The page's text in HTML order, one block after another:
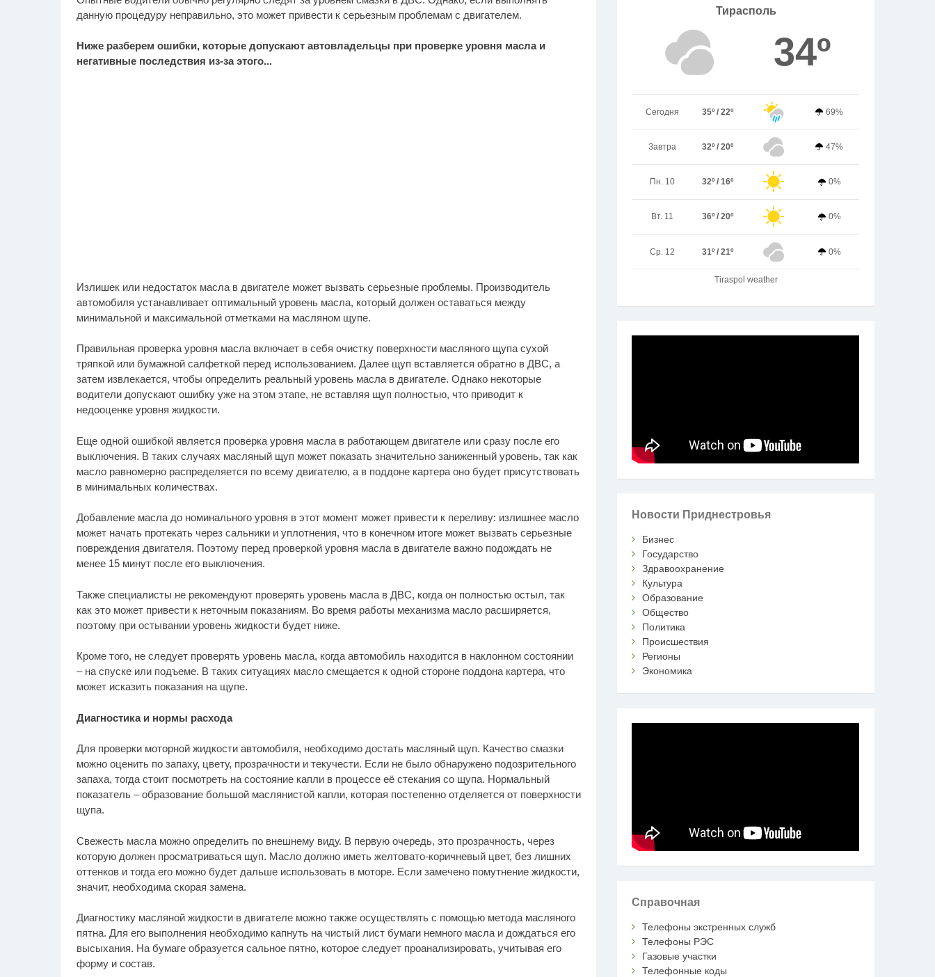
данную процедуру неправильно, это может привести к серьезным проблемам с двигателем.
Ниже разберем ошибки, которые допускают автовладельцы при проверке уровня масла и
негативные последствия из-за этого...
Излишек или недостаток масла в двигателе может вызвать серьезные проблемы. Производитель
автомобиля устанавливает оптимальный уровень масла, который должен оставаться между
минимальной и максимальной отметками на масляном щупе.
Правильная проверка уровня масла включает в себя очистку поверхности масляного щупа сухой
тряпкой или бумажной салфеткой перед использованием. Далее щуп вставляется обратно в ДВС, а
затем извлекается, чтобы определить реальный уровень масла в двигателе. Однако некоторые
водители допускают ошибку уже на этом этапе, не вставляя щуп полностью, что приводит к
недооценке уровня жидкости.
Еще одной ошибкой является проверка уровня масла в работающем двигателе или сразу после его
выключения. В таких случаях масляный щуп может показать значительно заниженный уровень, так как
масло равномерно распределяется по всему двигателю, а в поддоне картера оно будет присутствовать
в минимальных количествах.
Добавление масла до номинального уровня в этот момент может привести к переливу: излишнее масло
может начать протекать через сальники и уплотнения, что в конечном итоге может вызвать серьезные
повреждения двигателя. Поэтому перед проверкой уровня масла в двигателе важно подождать не
менее 15 минут после его выключения.
Также специалисты не рекомендуют проверять уровень масла в ДВС, когда он полностью остыл, так
как это может привести к неточным показаниям. Во время работы механизма масло расширяется,
поэтому при остывании уровень жидкости будет ниже.
Кроме того, не следует проверять уровень масла, когда автомобиль находится в наклонном состоянии
– на спуске или подъеме. В таких ситуациях масло смещается к одной стороне поддона картера, что
может исказить показания на щупе.
Диагностика и нормы расхода
Для проверки моторной жидкости автомобиля, необходимо достать масляный щуп. Качество смазки
можно оценить по запаху, цвету, прозрачности и текучести. Если не было обнаружено подозрительного
запаха, тогда стоит посмотреть на состояние капли в процессе её стекания со щупа. Нормальный
показатель – образование большой маслянистой капли, которая постепенно отделяется от поверхности
щупа.
Свежесть масла можно определить по внешнему виду. В первую очередь, это прозрачность, через
которую должен просматриваться щуп. Масло должно иметь желтовато-коричневый цвет, без лишних
оттенков и тогда его можно будет дальше использовать в моторе. Если замечено помутнение жидкости,
значит, необходима скорая замена.
Диагностику масляной жидкости в двигателе можно также осуществлять с помощью метода масляного
пятна. Для его выполнения необходимо капнуть на чистый лист бумаги немного масла и дождаться его
высыхания. На бумаге образуется сальное пятно, которое следует проанализировать, учитывая его
форму и состав.
Тирасполь
34º
Сегодня 35º / 22º 69%
Завтра 32º / 20º 47%
Пн. 10 32º / 16º 0%
Вт. 11 36º / 20º 0%
Ср. 12 31º / 21º 0%
Tiraspol weather
Новости Приднестровья
Бизнес
Государство
Здравоохранение
Культура
Образование
Общество
Политика
Происшествия
Регионы
Экономика
Справочная
Телефоны экстренных служб
Телефоны РЭС
Газовые участки
Телефонные коды